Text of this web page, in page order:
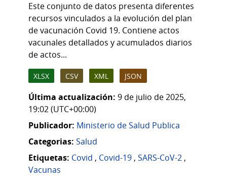
Este conjunto de datos presenta diferentes
recursos vinculados a la evolución del plan
de vacunación Covid 19. Contiene actos
vacunales detallados y acumulados diarios
de actos...
XLSX CSV XML JSON
Última actualización: 9 de julio de 2025,
19:02 (UTC+00:00)
Publicador: Ministerio de Salud Publica
Categorias: Salud
Etiquetas: Covid , Covid-19 , SARS-CoV-2 ,
Vacunas